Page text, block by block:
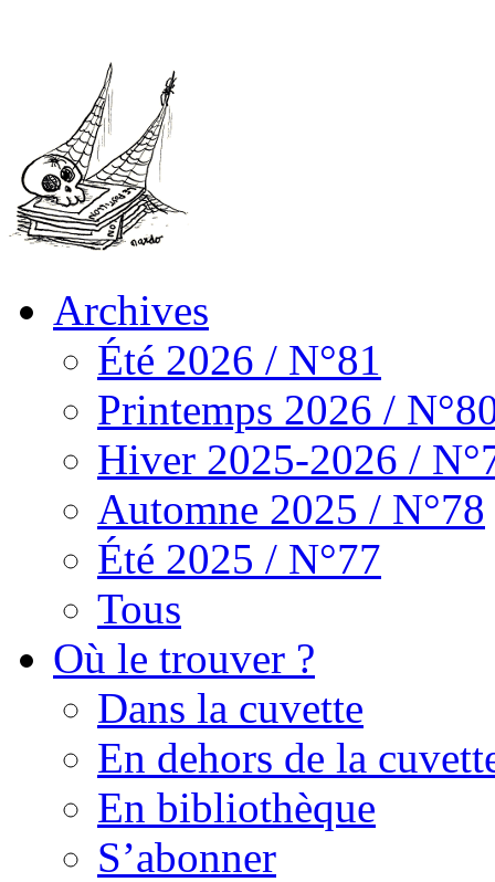
Archives
Été 2026 / N°81
Printemps 2026 /
Hiver 2025-2026 /
Automne 2025 / N°78
Été 2025 / N°77
Tous
Où le trouver ?
Dans la cuvette
En dehors de la
En bibliothèque
S’abonner